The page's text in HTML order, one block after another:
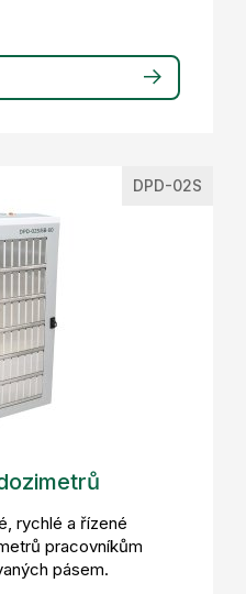
DPD-02S
rychlé a řízené
pracovníkům
pásem.